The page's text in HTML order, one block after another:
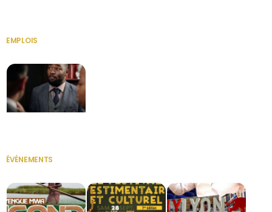
EMPLOIS
ÉVÉNEMENTS